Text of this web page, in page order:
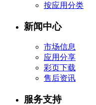
按应用分类
新闻中心
市场信息
应用分享
彩页下载
售后资讯
服务支持